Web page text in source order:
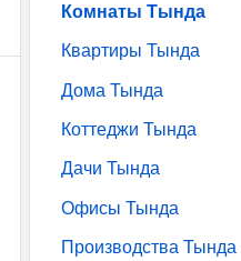
Комнаты Тында
Квартиры Тында
Дома Тында
Коттеджи Тында
Дачи Тында
Офисы Тында
Производства Тында